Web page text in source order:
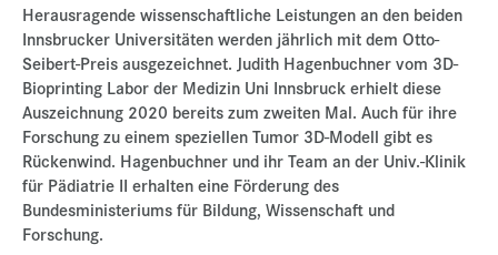
Herausragende wissenschaftliche Leistungen an den beiden
Innsbrucker Universitäten werden jährlich mit dem Otto-
Seibert-Preis ausgezeichnet. Judith Hagenbuchner vom 3D-
Bioprinting Labor der Medizin Uni Innsbruck erhielt diese
Auszeichnung 2020 bereits zum zweiten Mal. Auch für ihre
Forschung zu einem speziellen Tumor 3D-Modell gibt es
Rückenwind. Hagenbuchner und ihr Team an der Univ.-Klinik
für Pädiatrie II erhalten eine Förderung des
Bundesministeriums für Bildung, Wissenschaft und
Forschung.